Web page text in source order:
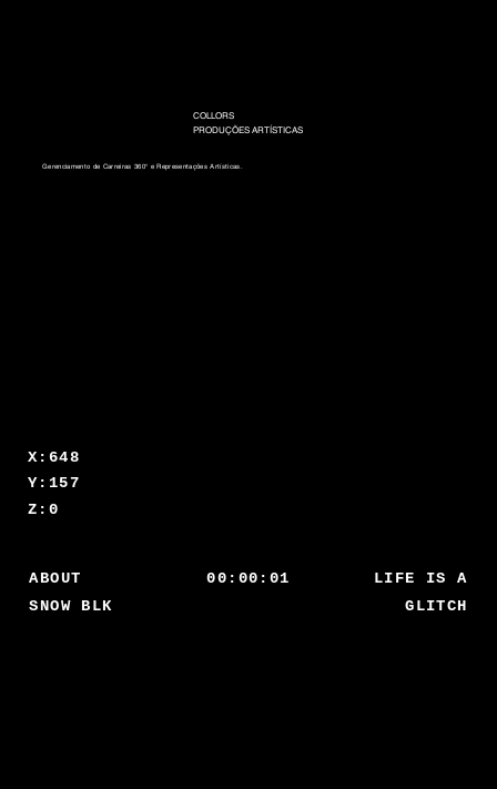
COLLORS
PRODUÇÕES ARTÍSTICAS
Gerenciamento de Carreiras 360° e Representações Artísticas.
X:648
Y:157
Z:0
ABOUT
SNOW BLK
00:00:01
LIFE IS A
GLITCH